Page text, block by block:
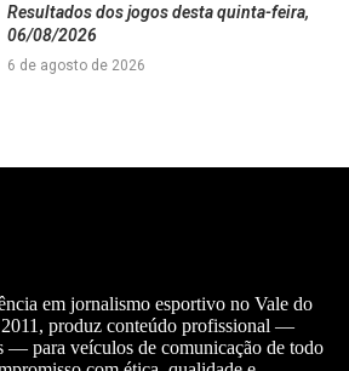
Resultados dos jogos desta quinta-feira,
06/08/2026
6 de agosto de 2026
em jornalismo esportivo no Vale do
2011, produz conteúdo profissional —
— para veículos de comunicação de todo